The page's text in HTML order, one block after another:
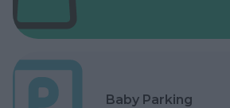
Baby Parking